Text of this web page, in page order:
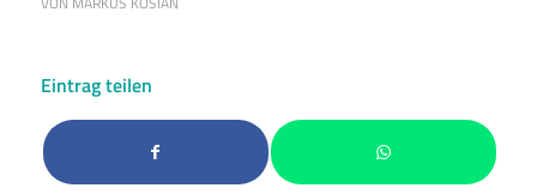
Eintrag teilen